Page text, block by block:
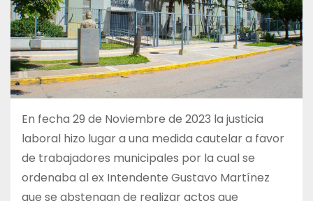
En fecha 29 de Noviembre de 2023 la justicia
laboral hizo lugar a una medida cautelar a favor
de trabajadores municipales por la cual se
ordenaba al ex Intendente Gustavo Martínez
que se abstengan de realizar actos que